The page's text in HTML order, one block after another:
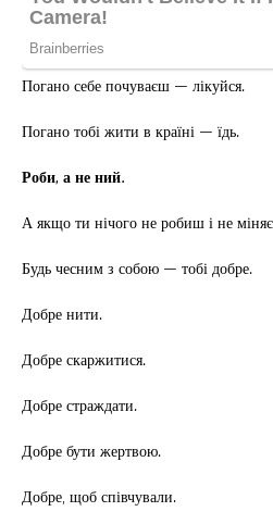
Погано себе почуваєш — лікуйся.
Погано тобі жити в країні — їдь.
Роби, а не ний.
А якщо ти нічого не робиш і не
Будь чесним з собою — тобі добре.
Добре нити.
Добре скаржитися.
Добре страждати.
Добре бути жертвою.
Добре, щоб співчували.